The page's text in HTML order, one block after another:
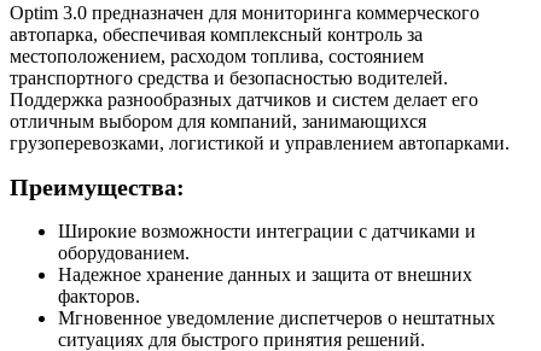
Optim 3.0 предназначен для мониторинга коммерческого
автопарка, обеспечивая комплексный контроль за
местоположением, расходом топлива, состоянием
транспортного средства и безопасностью водителей.
Поддержка разнообразных датчиков и систем делает его
отличным выбором для компаний, занимающихся
грузоперевозками, логистикой и управлением автопарками.
Преимущества:
Широкие возможности интеграции с датчиками и
оборудованием.
Надежное хранение данных и защита от внешних
факторов.
Мгновенное уведомление диспетчеров о нештатных
ситуациях для быстрого принятия решений.